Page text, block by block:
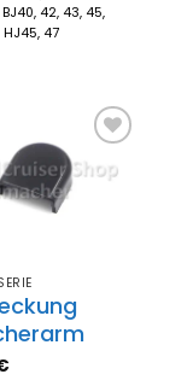
42, 43, 45,
HJ45, 47
Zum
Merkzettel
hinzufügen